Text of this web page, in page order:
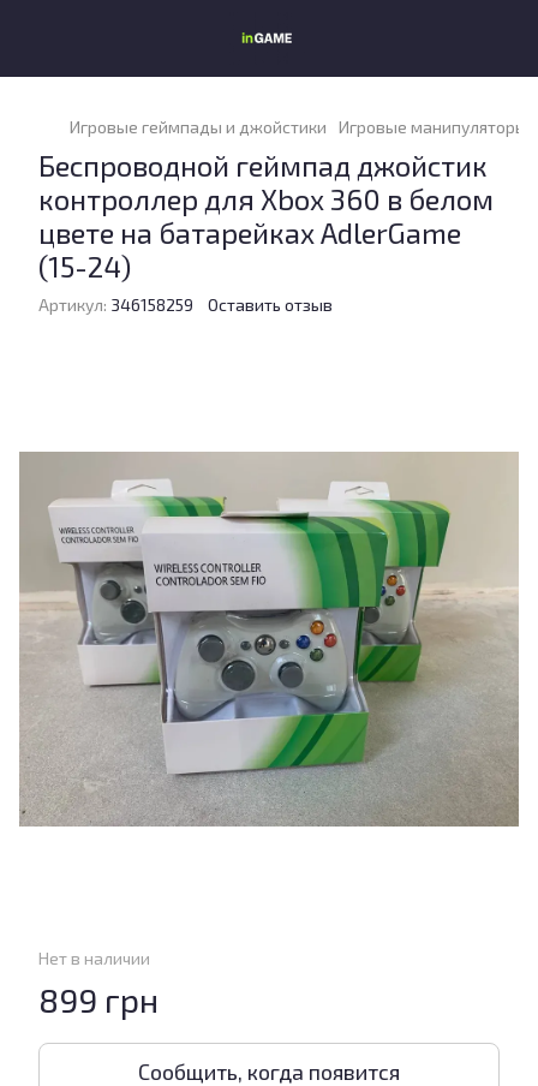
Игровые геймпады и джойстики Игровые манипуляторы
Беспроводной геймпад джойстик
контроллер для Xbox 360 в белом
цвете на батарейках AdlerGame
(15-24)
Артикул: 346158259 Оставить отзыв
Нет в наличии
899 грн
Сообщить, когда появится